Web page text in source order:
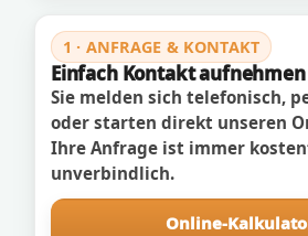
1 · ANFRAGE & KONTAKT
Einfach Kontakt aufnehmen
Sie melden sich telefonisch,
oder starten direkt unseren
Ihre Anfrage ist immer
unverbindlich.
Online-